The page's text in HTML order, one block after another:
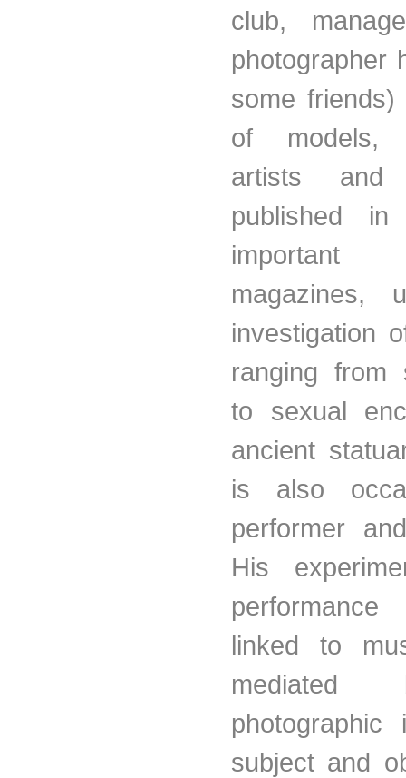
club,
photographer
some
of models,
artists and
published
investigation
ranging from
to sexual
ancient
is also
performer
His
linked to
photographic
subject and